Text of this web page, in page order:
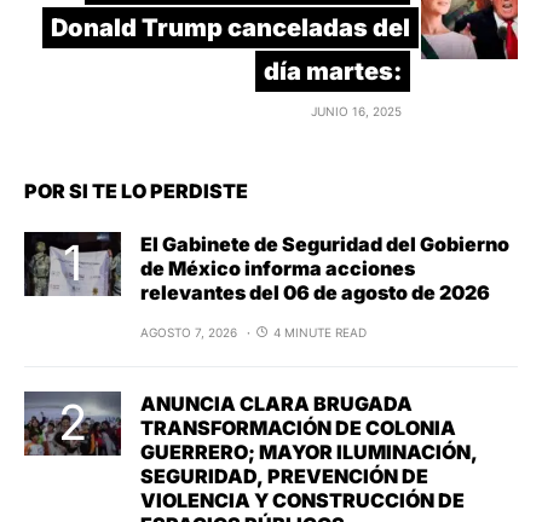
Donald Trump canceladas del
día martes:
JUNIO 16, 2025
POR SI TE LO PERDISTE
El Gabinete de Seguridad del Gobierno
de México informa acciones
relevantes del 06 de agosto de 2026
AGOSTO 7, 2026 4 MINUTE READ
ANUNCIA CLARA BRUGADA
TRANSFORMACIÓN DE COLONIA
GUERRERO; MAYOR ILUMINACIÓN,
SEGURIDAD, PREVENCIÓN DE
VIOLENCIA Y CONSTRUCCIÓN DE